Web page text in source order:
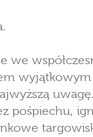
we
pośpiechu,